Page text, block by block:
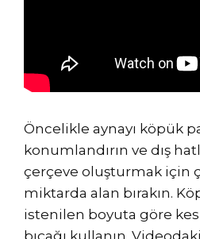
Öncelikle aynayı köpük
konumlandırın ve dış
çerçeve oluşturmak için
miktarda alan bırakın.
istenilen boyuta göre
bıçağı kullanın.